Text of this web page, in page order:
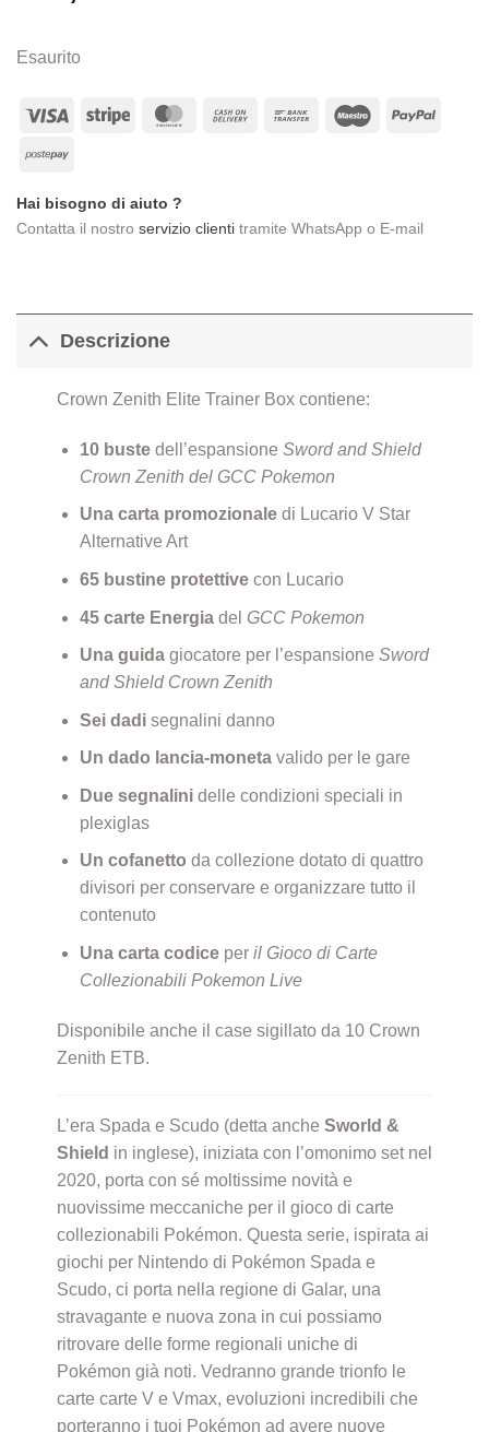
Esaurito
Visa Stripe MasterCard
Cash
Bank
Maestro
Postepay
Hai bisogno di aiuto ?
Contatta il nostro servizio clienti tramite WhatsApp o E-mail
Descrizione
Crown Zenith Elite Trainer Box contiene:
10 bustedellʼespansione Sword and Shield
Crown Zenith del GCC Pokemon
Una carta promozionaledi Lucario V Star
Alternative Art
65 bustine protettivecon Lucario
45 carte Energiadel GCC Pokemon
Una guidagiocatore per l’espansione Sword
and Shield Crown Zenith
Sei dadisegnalini danno
Un dado lancia-monetavalido per le gare
Due segnalinidelle condizioni speciali in
plexiglas
Un cofanetto da collezione dotato di quattro
divisori per conservare e organizzare tutto il
contenuto
Una carta codiceper il Gioco di Carte
Collezionabili Pokemon Live
Disponibile anche il case sigillato da 10 Crown
Zenith ETB.
L’era Spada e Scudo (detta anche Sworld &
Shield in inglese), iniziata con l’omonimo set nel
2020, porta con sé moltissime novità e
nuovissime meccaniche per il gioco di carte
collezionabili Pokémon. Questa serie, ispirata ai
giochi per Nintendo di Pokémon Spada e
Scudo, ci porta nella regione di Galar, una
stravagante e nuova zona in cui possiamo
ritrovare delle forme regionali uniche di
Pokémon già noti. Vedranno grande trionfo le
carte carte V e Vmax, evoluzioni incredibili che
porteranno i tuoi Pokémon ad avere nuove